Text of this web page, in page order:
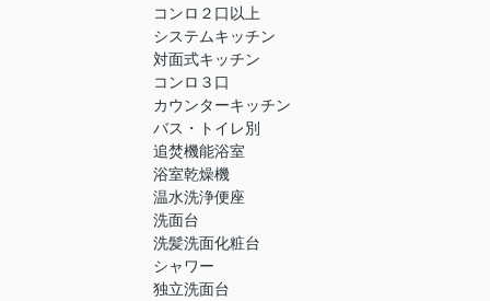
コンロ２口以上
システムキッチン
対面式キッチン
コンロ３口
カウンターキッチン
バス・トイレ別
追焚機能浴室
浴室乾燥機
温水洗浄便座
洗面台
洗髪洗面化粧台
シャワー
独立洗面台